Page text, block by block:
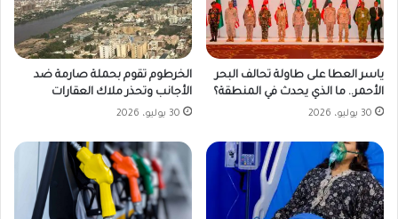
ياسر العطا على طاولة تحالف البحر
الأحمر.. ما الذي يحدث في المنطقة؟
30 يوليو، 2026
الخرطوم تقوم بحملة صارمة ضد
الأجانب وتحذر ملاك العقارات
30 يوليو، 2026